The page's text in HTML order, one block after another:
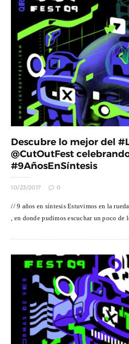
Descubre lo mejor del
@CutOutFest
#9AñosEnSíntesis
10/23/2017 0
// 9 años en síntesis Estuvimos en la
, en donde pudimos escuchar un poco de